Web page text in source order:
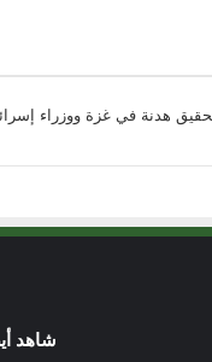
هدنة في غزة ووزراء
شاهد